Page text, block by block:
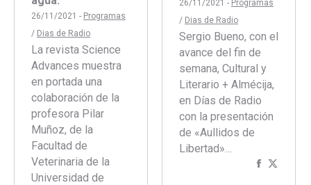
26/11/2021 - Programas
/ Dias de Radio
La revista Science
Advances muestra
en portada una
colaboración de la
profesora Pilar
Muñoz, de la
Facultad de
Veterinaria de la
Universidad de
26/11/2021 - Programas
/ Dias de Radio
Sergio Bueno, con el
avance del fin de
semana, Cultural y
Literario + Almécija,
en Días de Radio
con la presentación
de «Aullidos de
Libertad»…
Compartir